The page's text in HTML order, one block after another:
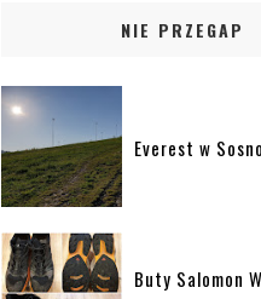
NIE PRZEGAP
Everest w
Buty Salomon